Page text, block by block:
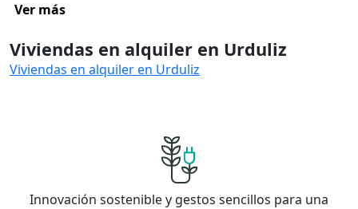
Ver más
Viviendas en alquiler en Urduliz
Viviendas en alquiler en Urduliz
Innovación sostenible y gestos sencillos para una